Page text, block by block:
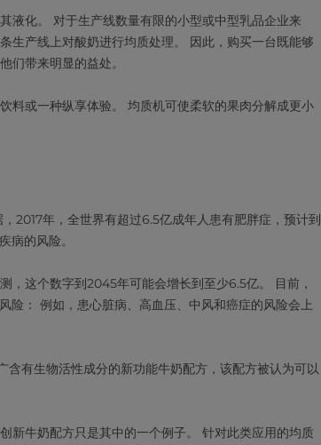
液化。 对于生产线数量有限的小型或中型乳品企业来
生产线上对酸奶进行均质处理。 因此，购买一台既能够
们带来明显的益处。
料或一种纵享体验。 均质机可使柔软的果肉分解成更小
2017年，全世界有超过6.5亿成年人患有肥胖症，预计到
病的风险。
，这个数字到2045年可能会增长到至少6.5亿。 目前，
： 例如，患心脏病、高血压、中风和癌症的风险会上
含有生物活性成分的新功能牛奶配方，该配方被认为可以
新牛奶配方只是其中的一个例子。 针对此类应用的均质